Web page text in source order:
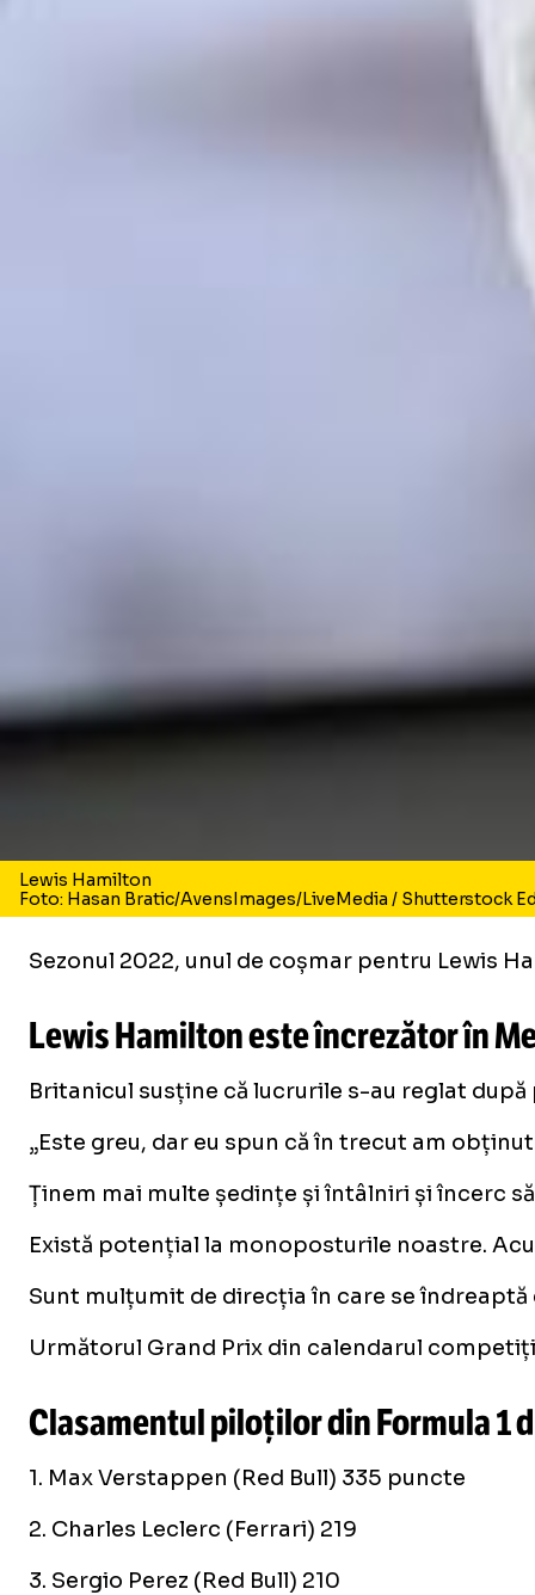
Lewis Hamilton
Foto: Hasan Bratic/AvensImages/LiveMedia / Shutterstock
Sezonul 2022, unul de coșmar pentru Lewis
Lewis Hamilton este încrezător în
Britanicul susține că lucrurile s-au reglat
„Este greu, dar eu spun că în trecut am
Ținem mai multe ședințe și întâlniri și încerc
Există potențial la monoposturile noastre.
Sunt mulțumit de direcția în care se
Următorul Grand Prix din calendarul
Clasamentul piloților din Formula 1
1. Max Verstappen (Red Bull) 335 puncte
2. Charles Leclerc (Ferrari) 219
3. Sergio Perez (Red Bull) 210